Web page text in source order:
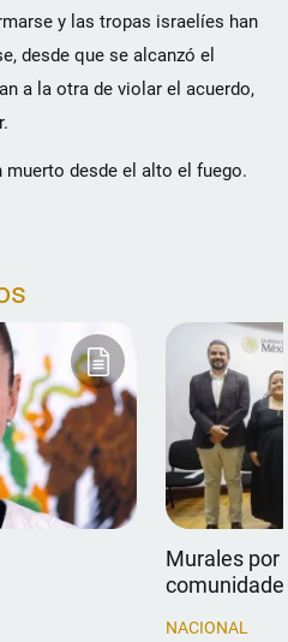
y las tropas israelíes han
desde que se alcanzó el
a la otra de violar el acuerdo,
desde el alto el fuego.
Murales por
NACIONAL